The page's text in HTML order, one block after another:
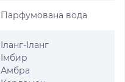
Парфумована вода
Іланг-Іланг
Імбир
Амбра